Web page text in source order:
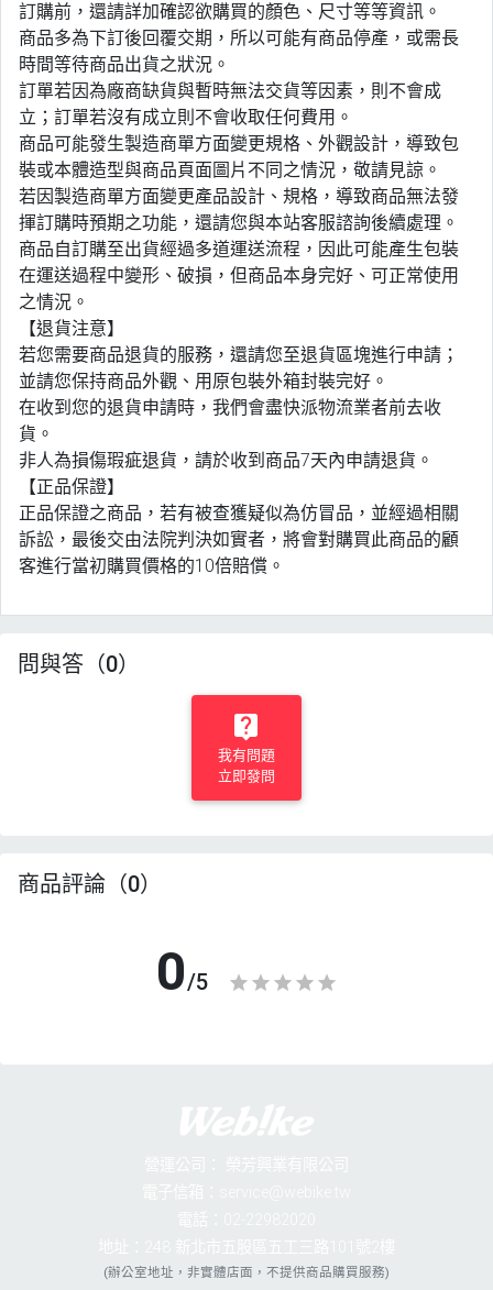
訂購前，還請詳加確認欲購買的顏色、尺寸等等資訊。
商品多為下訂後回覆交期，所以可能有商品停產，或需長
時間等待商品出貨之狀況。
訂單若因為廠商缺貨與暫時無法交貨等因素，則不會成
立；訂單若沒有成立則不會收取任何費用。
商品可能發生製造商單方面變更規格、外觀設計，導致包
裝或本體造型與商品頁面圖片不同之情況，敬請見諒。
若因製造商單方面變更產品設計、規格，導致商品無法發
揮訂購時預期之功能，還請您與本站客服諮詢後續處理。
商品自訂購至出貨經過多道運送流程，因此可能產生包裝
在運送過程中變形、破損，但商品本身完好、可正常使用
之情況。
【退貨注意】
若您需要商品退貨的服務，還請您至退貨區塊進行申請；
並請您保持商品外觀、用原包裝外箱封裝完好。
在收到您的退貨申請時，我們會盡快派物流業者前去收
貨。
非人為損傷瑕疵退貨，請於收到商品7天內申請退貨。
【正品保證】
正品保證之商品，若有被查獲疑似為仿冒品，並經過相關
訴訟，最後交由法院判決如實者，將會對購買此商品的顧
客進行當初購買價格的10倍賠償。
問與答（0）
我有問題
立即發問
商品評論（0）
0/5
(辦公室地址，非實體店面，不提供商品購買服務)